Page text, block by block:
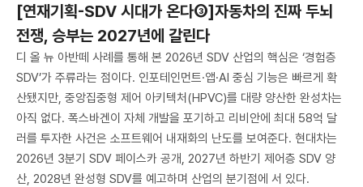
[연재기획-SDV 시대가 온다③]자동차의 진짜 두뇌
전쟁, 승부는 2027년에 갈린다
디 올 뉴 아반떼 사례를 통해 본 2026년 SDV 산업의 핵심은 ‘경험층
SDV’가 주류라는 점이다. 인포테인먼트·앱·AI 중심 기능은 빠르게 확
산됐지만, 중앙집중형 제어 아키텍처(HPVC)를 대량 양산한 완성차는
아직 없다. 폭스바겐이 자체 개발을 포기하고 리비안에 최대 58억 달
러를 투자한 사건은 소프트웨어 내재화의 난도를 보여준다. 현대차는
2026년 3분기 SDV 페이스카 공개, 2027년 하반기 제어층 SDV 양
산, 2028년 완성형 SDV를 예고하며 산업의 분기점에 서 있다.